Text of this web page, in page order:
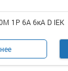
1Р 6А 6кА D IEK